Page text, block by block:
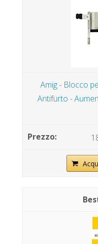
Amig - Blocco
Antifurto -